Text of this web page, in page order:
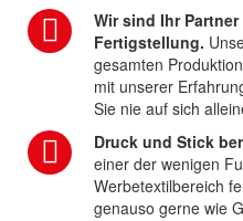
Wir sind Ihr
Fertigstellung.
gesamten
mit unserer
Sie nie auf sich
Druck und Stick
einer der wenigen
Werbetextilbereich
genauso gerne wie